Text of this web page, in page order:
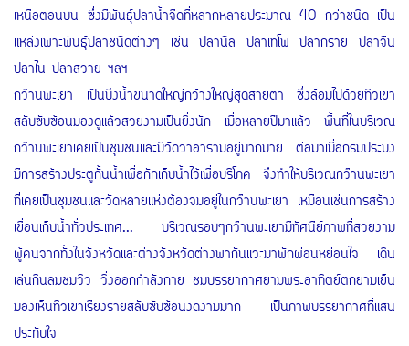
เหนือตอนบน ซึ่งมีพันธุ์ปลาน้ำจืดที่หลากหลายประมาณ 40 กว่าชนิด เป็น
แหล่งเพาะพันธุ์ปลาชนิดต่างๆ เช่น ปลานิล ปลาเทโพ ปลากราย ปลาจีน
ปลาไน ปลาสวาย ฯลฯ
กว๊านพะเยา เป็นบึงน้ำขนาดใหญ่กว้างใหญ่สุดสายตา ซึ่งล้อมไปด้วยทิวเขา
สลับซับซ้อนมองดูแล้วสวยงามเป็นยิ่งนัก เมื่อหลายปีมาแล้ว พื้นที่ในบริเวณ
กว๊านพะเยาเคยเป็นชุมชนและมีวัดวาอารามอยู่มากมาย ต่อมาเมื่อกรมประมง
มีการสร้างประตูกั้นน้ำเพื่อกักเก็บน้ำไว้เพื่อบริโภค จึงทำให้บริเวณกว๊านพะเยา
ที่เคยเป็นชุมชนและวัดหลายแห่งต้องจมอยู่ในกว๊านพะเยา เหมือนเช่นการสร้าง
เขื่อนเก็บน้ำทั่วประเทศ... บริเวณรอบๆกว๊านพะเยามีทัศนีย์ภาพที่สวยงาม
ผู้คนจากทั้งในจังหวัดและต่างจังหวัดต่างพากันแวะมาพักผ่อนหย่อนใจ เดิน
เล่นกินลมชมวิว วิ่งออกกำลังกาย ชมบรรยากาศยามพระอาทิตย์ตกยามเย็น
มองเห็นทิวเขาเรียงรายสลับซับซ้อนงดงามมาก เป็นภาพบรรยากาศที่แสน
ประทับใจ